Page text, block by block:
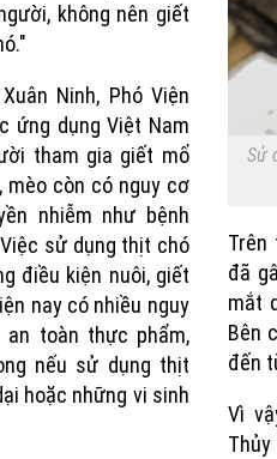
không nên giết
Xuân Ninh, Phó Viện
ứng dụng Việt Nam
tham gia giết mổ
còn có nguy cơ
nhiễm như bệnh
sử dụng thịt chó
điều kiện nuôi, giết
nay có nhiều nguy
toàn thực phẩm,
nếu sử dụng thịt
hoặc những vi sinh
Sử
đã
mắt
Bên
đến
Vì